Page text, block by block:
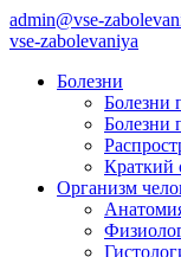
admin@vse-
vse-zabolevaniya
Болезни
Болезни
Болезни
Краткий
Организм